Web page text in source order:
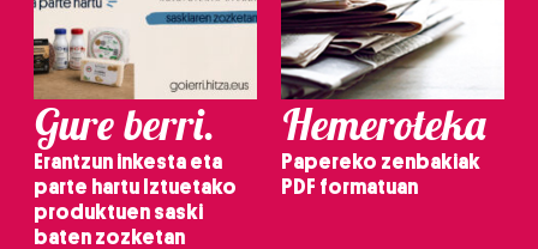
Gure berri.
Erantzun inkesta eta
parte hartu Iztuetako
produktuen saski
baten zozketan
Hemeroteka
Papereko zenbakiak
PDF formatuan